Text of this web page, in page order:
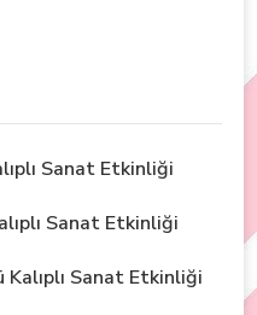
Sanat Etkinliği
Sanat Etkinliği
Kalıplı Sanat Etkinliği